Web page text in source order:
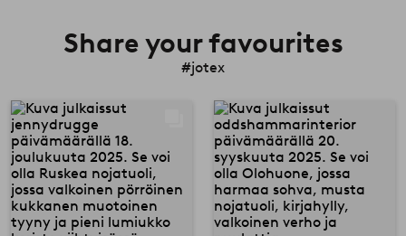
Share your favourites
#jotex